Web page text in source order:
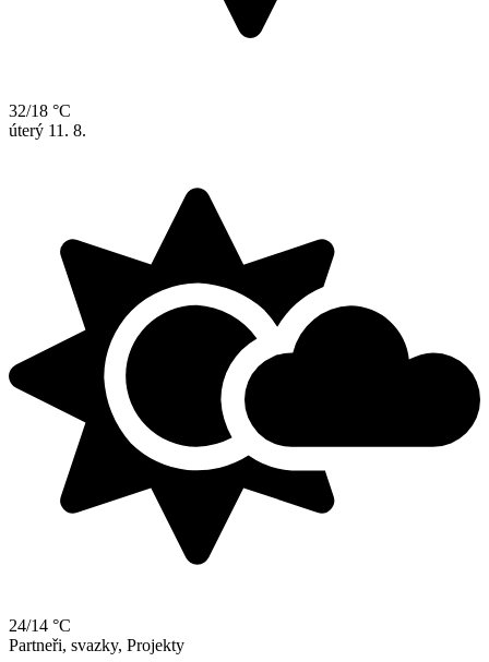
32/18 °C
úterý 11. 8.
24/14 °C
Partneři, svazky, Projekty